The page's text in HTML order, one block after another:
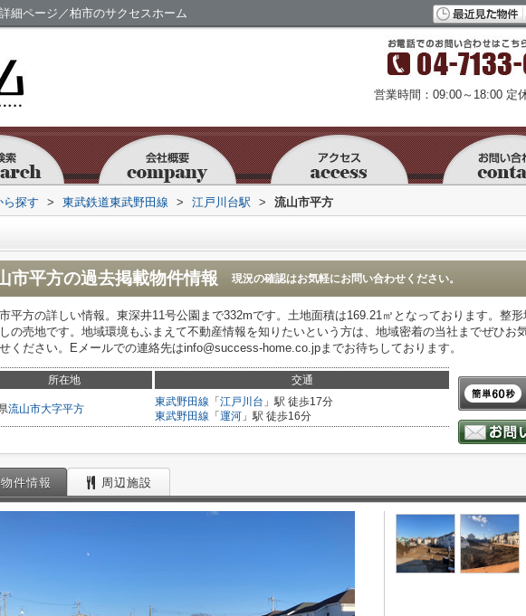
細ページ／柏市のサクセスホーム
営業時間：09:00～18:00 定
ら探す > 東武鉄道東武野田線 > 江戸川台駅 > 流山市平方
市平方の過去掲載物件情報 現況の確認はお気軽にお問い合わせください。
平方の詳しい情報。東深井11号公園まで332mです。土地面積は169.21㎡となっております。整形
の売地です。地域環境もふまえて不動産情報を知りたいという方は、地域密着の当社までぜひお
ください。Eメールでの連絡先はinfo@success-home.co.jpまでお待ちしております。
所在地 交通
流山市大字平方
東武野田線 「 江戸川台 」駅 徒歩17分
東武野田線 「 運河 」駅 徒歩16分
物件情報 周辺施設